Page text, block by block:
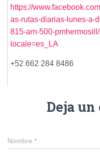
https://
as-rutas-diarias-lunes-a-
815-am-500-
locale=es_LA
+52 662 284 8486
Deja
Nombre *